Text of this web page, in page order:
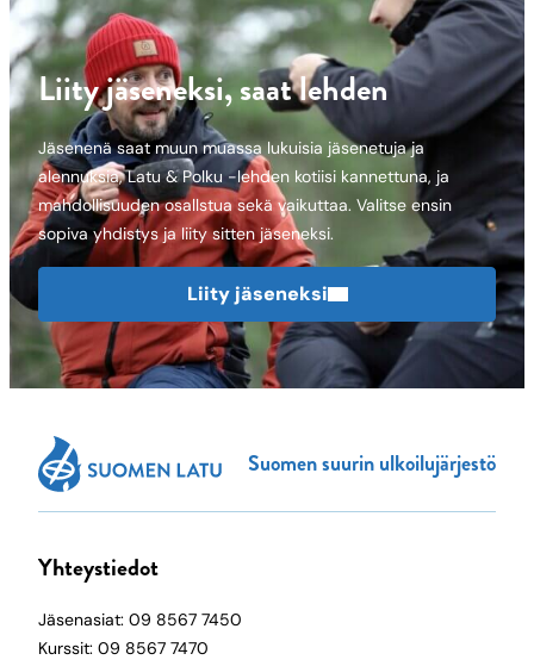
Liity jäseneksi, saat lehden
Jäsenenä saat muun muassa lukuisia jäsenetuja ja
alennuksia, Latu & Polku -lehden kotiisi kannettuna, ja
mahdollisuuden osallstua sekä vaikuttaa. Valitse ensin
sopiva yhdistys ja liity sitten jäseneksi.
Liity jäseneksi
Suomen suurin ulkoilujärjestö
Yhteystiedot
Jäsenasiat: 09 8567 7450
Kurssit: 09 8567 7470